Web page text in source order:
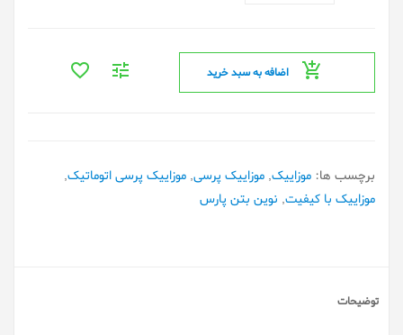
اضافه به سبد خرید
برچسب ها: موزاییک, موزاییک پرسی, موزاییک پرسی اتوماتیک,
موزاییک با کیفیت, نوین بتن پارس
توضیحات